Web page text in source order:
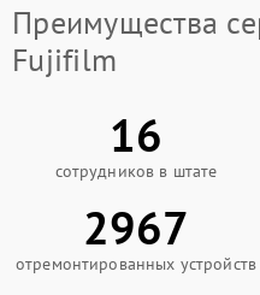
Преимущества
Fujifilm
16
сотрудников в штате
2967
отремонтированных устройств